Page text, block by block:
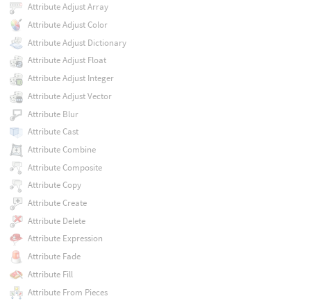
Attribute Adjust Array
Attribute Adjust Color
Attribute Adjust Dictionary
Attribute Adjust Float
Attribute Adjust Integer
Attribute Adjust Vector
Attribute Blur
Attribute Cast
Attribute Combine
Attribute Composite
Attribute Copy
Attribute Create
Attribute Delete
Attribute Expression
Attribute Fade
Attribute Fill
Attribute From Pieces